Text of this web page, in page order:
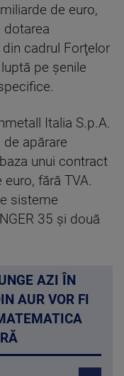
de euro,
dotarea
cadrul Forţelor
pe şenile
Italia S.p.A.
apărare
unui contract
fără TVA.
sisteme
35 şi două
AZI ÎN
AUR VOR FI